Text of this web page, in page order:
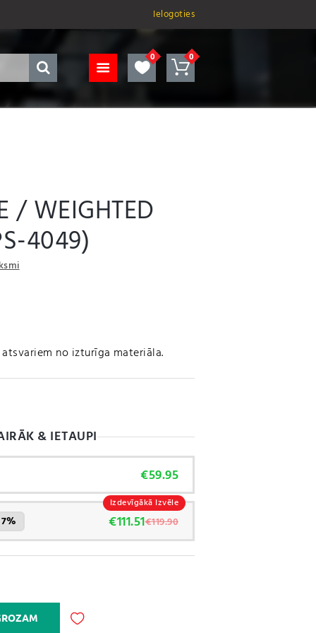
Ielogoties
/ WEIGHTED
4049)
no izturīga materiāla.
& IETAUPI
€59.95
€111.51€119.90
Izdevīgākā Izvēle